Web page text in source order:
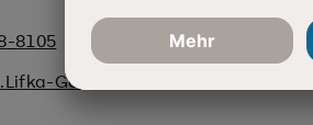
8105
Gerauch@srh.de